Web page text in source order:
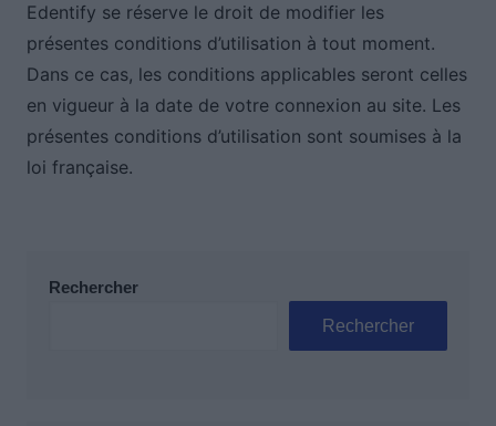
Edentify se réserve le droit de modifier les
présentes conditions d’utilisation à tout moment.
Dans ce cas, les conditions applicables seront celles
en vigueur à la date de votre connexion au site. Les
présentes conditions d’utilisation sont soumises à la
loi française.
Rechercher
Rechercher